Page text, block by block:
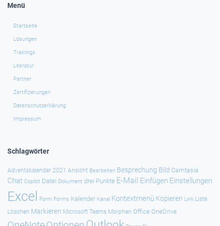
Menü
Startseite
Lösungen
Trainings
Literatur
Partner
Zertifizierungen
Datenschutzerklärung
Impressum
Schlagwörter
Adventskalender 2021 Ansicht Bearbeiten Besprechung Bild Camtasia
Chat Copilot Datei Dokument drei Punkte E-Mail Einfügen Einstellungen
Excel Form Forms Kalender Kanal Kontextmenü Kopieren Link Liste
Löschen Markieren Microsoft Teams Morphen Office OneDrive